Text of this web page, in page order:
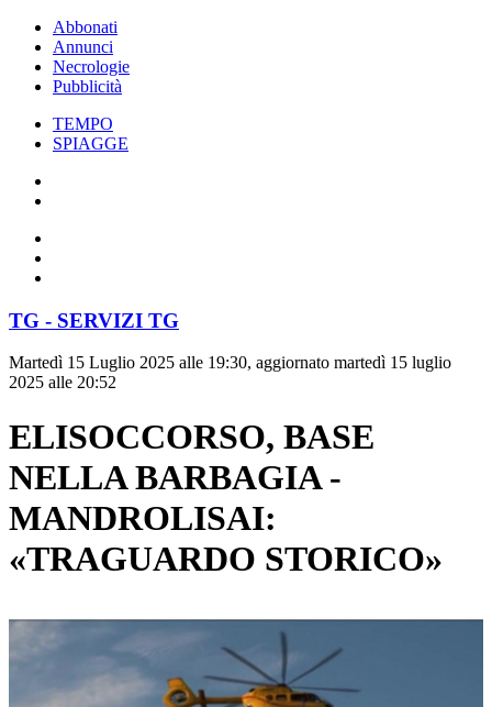
Abbonati
Annunci
Necrologie
Pubblicità
TEMPO
SPIAGGE
TG - SERVIZI TG
Martedì 15 Luglio 2025 alle 19:30, aggiornato martedì 15 luglio
2025 alle 20:52
ELISOCCORSO, BASE
NELLA BARBAGIA -
MANDROLISAI:
«TRAGUARDO STORICO»